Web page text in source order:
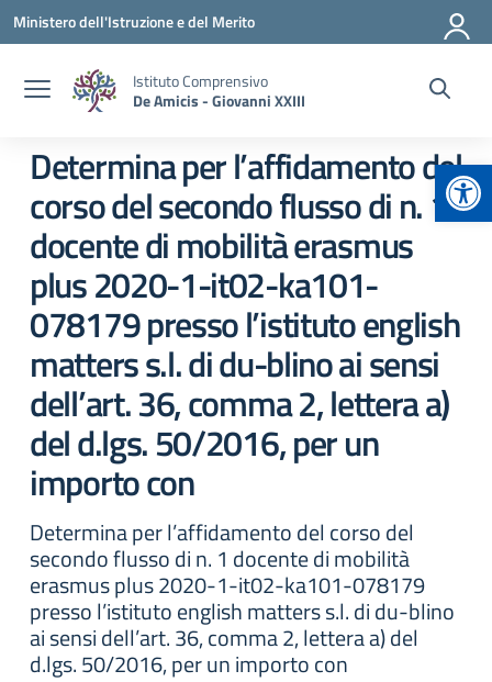
Vai ai contenuti
Vai al menu di navigazione
Vai al footer
Ministero dell'Istruzione e del Merito
Istituto Comprensivo
De Amicis - Giovanni XXIII
Determina per l’affidamento del
corso del secondo flusso di n. 1
docente di mobilità erasmus
plus 2020-1-it02-ka101-
078179 presso l’istituto english
matters s.l. di du-blino ai sensi
dell’art. 36, comma 2, lettera a)
del d.lgs. 50/2016, per un
importo con
Determina per l’affidamento del corso del
secondo flusso di n. 1 docente di mobilità
erasmus plus 2020-1-it02-ka101-078179
presso l’istituto english matters s.l. di du-blino
ai sensi dell’art. 36, comma 2, lettera a) del
d.lgs. 50/2016, per un importo con